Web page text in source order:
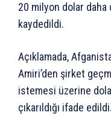
20 milyon dolar daha
kaydedildi.
Açıklamada,
Amiri’den şirket
istemesi üzerine
çıkarıldığı ifade edildi.